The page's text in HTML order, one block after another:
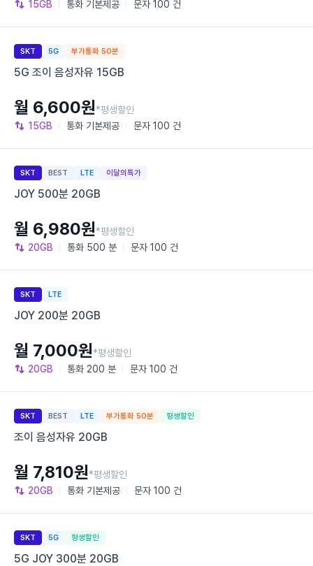
15GB 통화 기본제공 문자 100 건
SKT 5G 부가통화 50분
5G 조이 음성자유 15GB
15GB 통화 기본제공 문자 100 건
월 6,600원*평생할인
SKT BEST LTE 이달의특가
JOY 500분 20GB
20GB 통화 500 분 문자 100 건
월 6,980원*평생할인
SKT LTE
JOY 200분 20GB
20GB 통화 200 분 문자 100 건
월 7,000원*평생할인
SKT BEST LTE 부가통화 50분 평생할인
조이 음성자유 20GB
20GB 통화 기본제공 문자 100 건
월 7,810원*평생할인
SKT 5G 평생할인
5G JOY 300분 20GB